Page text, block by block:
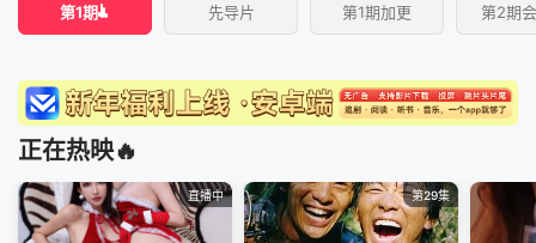
第1期 先导片 第1期加更 第2期
正在热映🔥
直播中 第29集